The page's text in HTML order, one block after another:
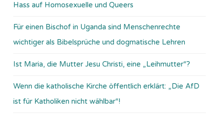
Hass auf Homosexuelle und Queers
Für einen Bischof in Uganda sind Menschenrechte
wichtiger als Bibelsprüche und dogmatische Lehren
Ist Maria, die Mutter Jesu Christi, eine „Leihmutter“?
Wenn die katholische Kirche öffentlich erklärt: „Die AfD
ist für Katholiken nicht wählbar“!